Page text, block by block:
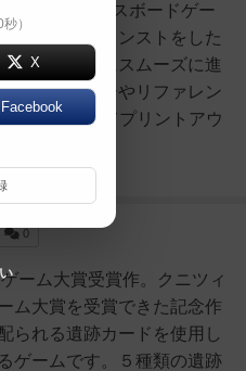
・リファレンスボードゲー
、ルールのインストをした
てもらう際にスムーズに進
したサマリーやリファレン
ンロードしてプリントアウ
い。
0
ーム大賞受賞作。クニツィ
ム大賞を受賞できた記念作
られる遺跡カードを使用し
ゲームです。５種類の遺跡
）
X
Facebook